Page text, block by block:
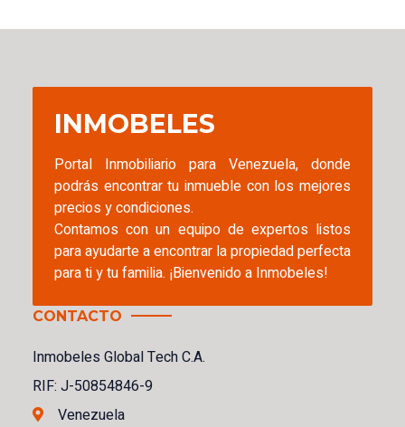
INMOBELES
Portal Inmobiliario para Venezuela, donde
podrás encontrar tu inmueble con los mejores
precios y condiciones.
Contamos con un equipo de expertos listos
para ayudarte a encontrar la propiedad perfecta
para ti y tu familia. ¡Bienvenido a Inmobeles!
CONTACTO
Inmobeles Global Tech C.A.
RIF: J-50854846-9
Venezuela